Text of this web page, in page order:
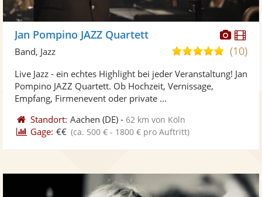
Fotos
Jan Pompino JAZZ Quartett
5,0
5
(10)
Band, Jazz
Live Jazz - ein echtes Highlight bei jeder Veranstaltung! Jan
Pompino JAZZ Quartett. Ob Hochzeit, Vernissage,
Empfang, Firmenevent oder private ...
Standort: Aachen (DE) -62 km von Köln
Gage: €€ (ca. 500 € - 1800 € pro Auftritt)